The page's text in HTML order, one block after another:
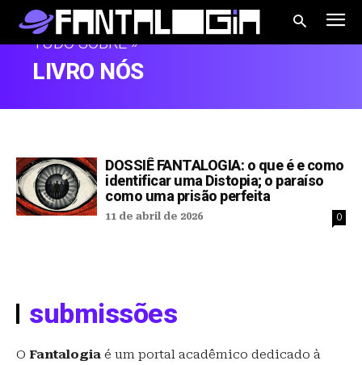
TUDO SOBRE »
LIVRO NÓS
DOSSIÊ FANTALOGIA: o que é e como
identificar uma Distopia; o paraíso
como uma prisão perfeita
11 de abril de 2026 0
submissões
O Fantalogia é um portal acadêmico dedicado à